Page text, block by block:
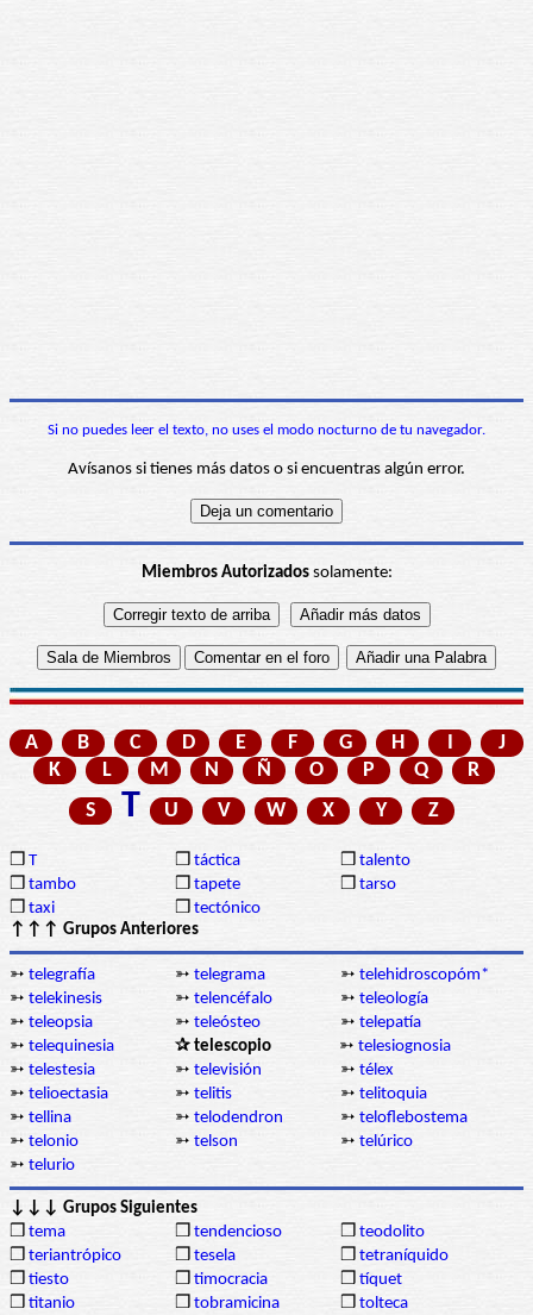
Si no puedes leer el texto, no uses el modo nocturno de tu navegador.
Avísanos si tienes más datos o si encuentras algún error.
Miembros Autorizadossolamente:
A B C D E F G H I
J
K
L M N Ñ O P Q
R
S
T U V W X Y Z
❒ T ❒ táctica ❒ talento
❒ tambo ❒ tapete ❒ tarso
❒ taxi ❒ tectónico
↑↑↑ Grupos Anteriores
➳ telegrafía ➳ telegrama ➳ telehidroscopóm*
➳ telekinesis ➳ telencéfalo ➳ teleología
➳ teleopsia ➳ teleósteo ➳ telepatía
➳ telequinesia ✰ telescopio ➳ telesiognosia
➳ telestesia ➳ televisión ➳ télex
➳ telioectasia ➳ telitis ➳ telitoquia
➳ tellina ➳ telodendron ➳ teloflebostema
➳ telonio ➳ telson ➳ telúrico
➳ telurio
↓↓↓ Grupos Siguientes
❒ tema ❒ tendencioso ❒ teodolito
❒ teriantrópico ❒ tesela ❒ tetraníquido
❒ tiesto ❒ timocracia ❒ tíquet
❒ titanio ❒ tobramicina ❒ tolteca